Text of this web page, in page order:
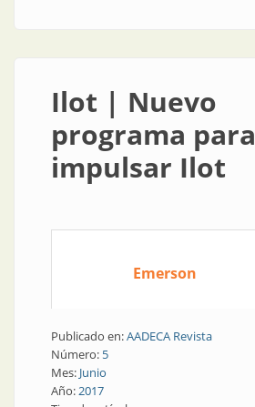
Ilot | Nuevo
programa para
impulsar Ilot
Emerson
Publicado en:AADECA Revista
Número: 5
Mes: Junio
Año:2017